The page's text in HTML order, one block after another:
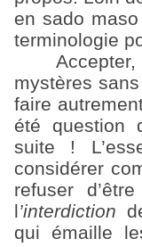
en sado
terminologie
mystères
faire
été question
suite !
considérer
refuser
l’interdiction
qui émaille